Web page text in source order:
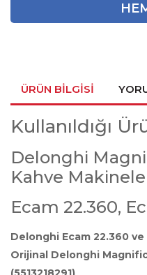
ÜRÜN BILGISI
Kullanıldığı
Delonghi
Kahve
Ecam 22.360,
Delonghi Ecam 22.360 ve
Orijinal Delonghi